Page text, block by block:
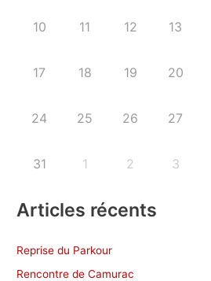
10 11 12 13
17 18 19 20
24 25 26 27
31 1 2 3
Articles récents
Reprise du Parkour
Rencontre de Camurac